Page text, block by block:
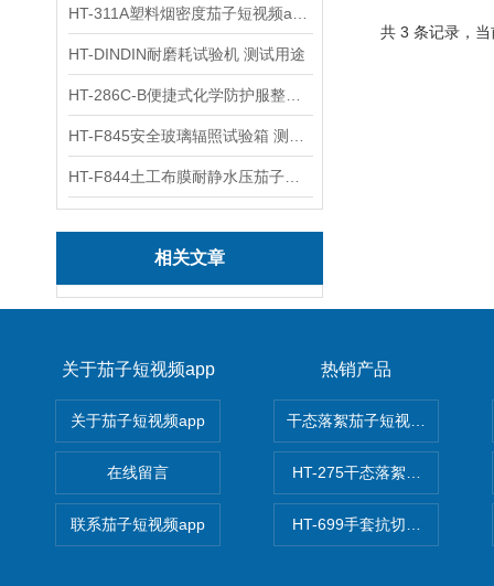
HT-DINDIN耐磨耗试验机 测试用途
相关文章
共 3 条记录
关于茄子短视频app
关于茄子短视频app
在线留言
联系茄子短视频app
热销产品
干态落絮茄子短视频app官网
HT-275干态落絮茄子短视频
HT-699手套抗切割性能茄子